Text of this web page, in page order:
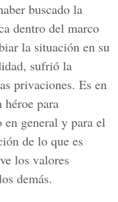
buscado la
dentro del marco
la situación en su
sufrió la
privaciones. Es en
héroe para
general y para el
de lo que es
los valores
demás.